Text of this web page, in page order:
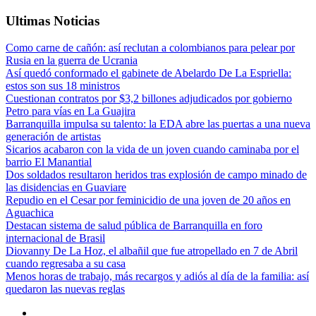
Ultimas Noticias
Como carne de cañón: así reclutan a colombianos para pelear por
Rusia en la guerra de Ucrania
Así quedó conformado el gabinete de Abelardo De La Espriella:
estos son sus 18 ministros
Cuestionan contratos por $3,2 billones adjudicados por gobierno
Petro para vías en La Guajira
Barranquilla impulsa su talento: la EDA abre las puertas a una nueva
generación de artistas
Sicarios acabaron con la vida de un joven cuando caminaba por el
barrio El Manantial
Dos soldados resultaron heridos tras explosión de campo minado de
las disidencias en Guaviare
Repudio en el Cesar por feminicidio de una joven de 20 años en
Aguachica
Destacan sistema de salud pública de Barranquilla en foro
internacional de Brasil
Diovanny De La Hoz, el albañil que fue atropellado en 7 de Abril
cuando regresaba a su casa
Menos horas de trabajo, más recargos y adiós al día de la familia: así
quedaron las nuevas reglas